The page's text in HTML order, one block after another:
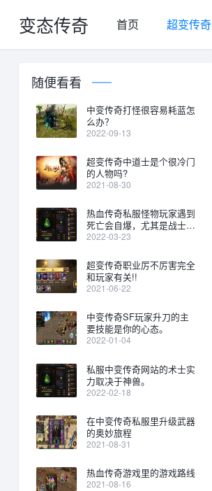
变态传奇 首页 超变传奇
随便看看
中变传奇打怪很容易耗蓝怎
么办？
2022-09-13
超变传奇中道士是个很冷门
的人物吗?
2021-08-30
热血传奇私服怪物玩家遇到
死亡会自爆，尤其是战士职
业。
2022-03-23
超变传奇职业厉不厉害完全
和玩家有关!!
2021-06-22
中变传奇SF玩家升刀的主
要技能是你的心态。
2022-01-04
私服中变传奇网站的术士实
力取决于神兽。
2022-02-18
在中变传奇私服里升级武器
的奥妙旅程
2021-08-31
热血传奇游戏里的游戏路线
2021-08-16